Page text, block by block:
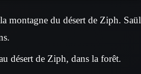
montagne du désert de Ziph. Saül
désert de Ziph, dans la forêt.